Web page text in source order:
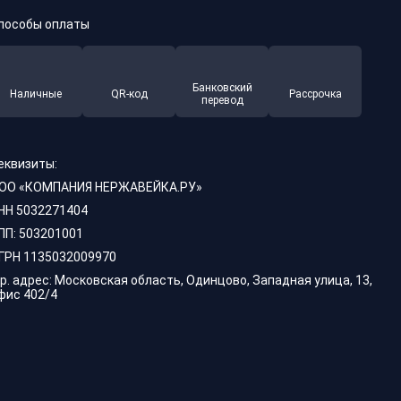
оплаты
Наличные QR-код
Банковский
перевод
Рассрочка
«КОМПАНИЯ НЕРЖАВЕЙКА.РУ»
5032271404
503201001
1135032009970
адрес: Московская область, Одинцово, Западная улица, 13,
402/4